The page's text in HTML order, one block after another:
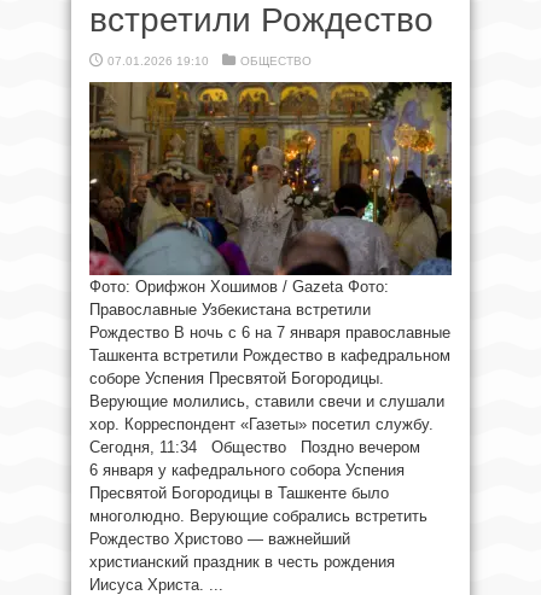
встретили Рождество
07.01.2026 19:10 ОБЩЕСТВО
Фото: Орифжон Хошимов / Gazeta Фото:
Православные Узбекистана встретили
Рождество В ночь с 6 на 7 января православные
Ташкента встретили Рождество в кафедральном
соборе Успения Пресвятой Богородицы.
Верующие молились, ставили свечи и слушали
хор. Корреспондент «Газеты» посетил службу.
Сегодня, 11:34 Общество Поздно вечером
6 января у кафедрального собора Успения
Пресвятой Богородицы в Ташкенте было
многолюдно. Верующие собрались встретить
Рождество Христово — важнейший
христианский праздник в честь рождения
Иисуса Христа. ...